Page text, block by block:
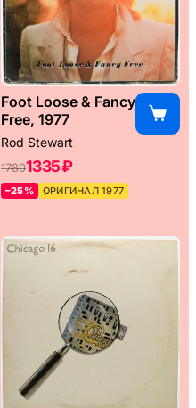
Foot Loose & Fancy
Free, 1977
Rod Stewart
17801335 ₽
–25% ОРИГИНАЛ 1977